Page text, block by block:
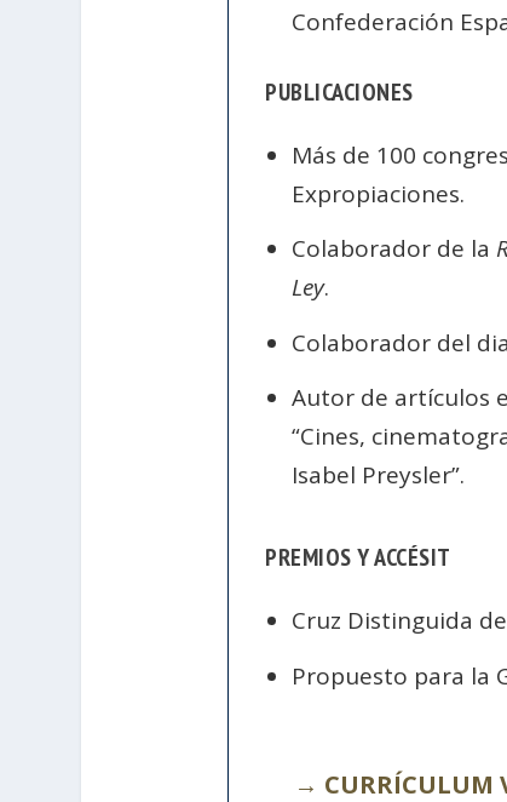
Confederación
PUBLICACIONES
Más de 100
Expropiaciones.
Colaborador de la
Ley.
Colaborador del
Autor de artículos
“Cines,
Isabel Preysler”.
PREMIOS Y ACCÉSIT
Cruz Distinguida
Propuesto para la
→ CURRÍCULUM